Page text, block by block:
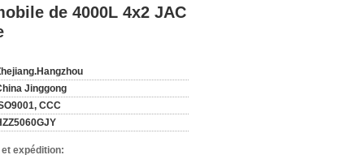
de 4000L 4x2 JAC
Jinggong
CCC
expédition: